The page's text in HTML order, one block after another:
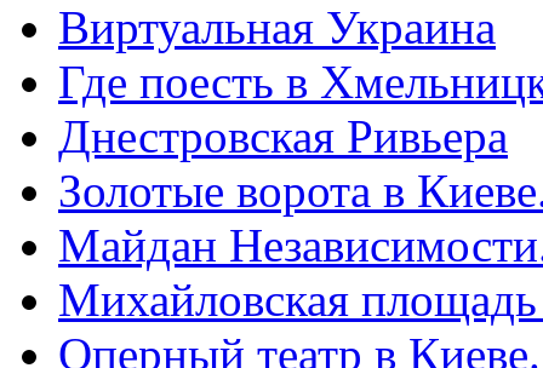
Виртуальная Украина
Где поесть в
Днестровская Ривьера
Золотые ворота в
Майдан
Михайловская
Оперный театр в